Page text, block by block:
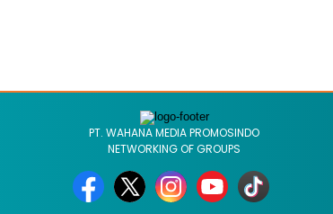
PT. WAHANA MEDIA PROMOSINDO
NETWORKING OF GROUPS